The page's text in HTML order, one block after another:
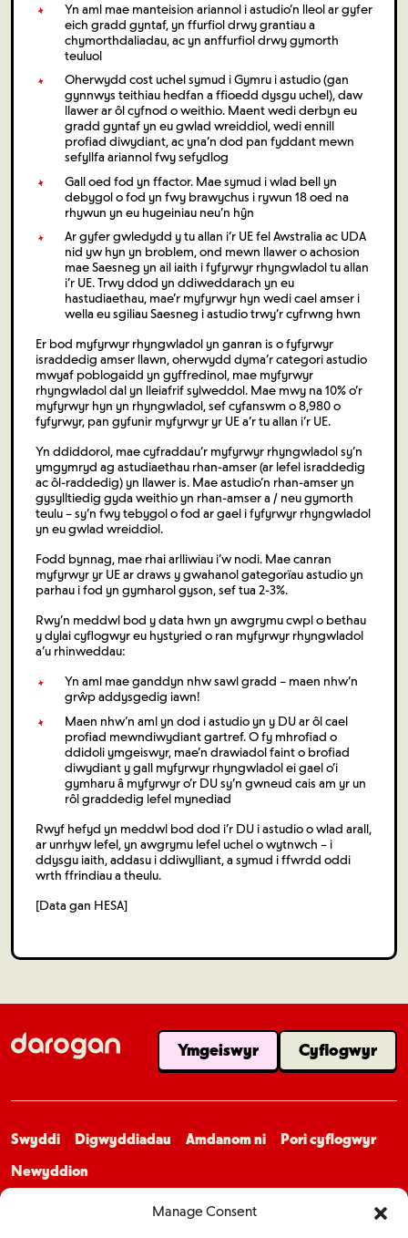
Manage Consent
Yn aml mae manteision ariannol i astudio’n lleol ar gyfer
eich gradd gyntaf, yn ffurfiol drwy grantiau a
chymorthdaliadau, ac yn anffurfiol drwy gymorth
teuluol
Oherwydd cost uchel symud i Gymru i astudio (gan
gynnwys teithiau hedfan a ffioedd dysgu uchel), daw
llawer ar ôl cyfnod o weithio. Maent wedi derbyn eu
gradd gyntaf yn eu gwlad wreiddiol, wedi ennill
profiad diwydiant, ac yna’n dod pan fyddant mewn
sefyllfa ariannol fwy sefydlog
Gall oed fod yn ffactor. Mae symud i wlad bell yn
debygol o fod yn fwy brawychus i rywun 18 oed na
rhywun yn eu hugeiniau neu’n hŷn
Ar gyfer gwledydd y tu allan i’r UE fel Awstralia ac UDA
nid yw hyn yn broblem, ond mewn llawer o achosion
mae Saesneg yn ail iaith i fyfyrwyr rhyngwladol tu allan
i’r UE. Trwy ddod yn ddiweddarach yn eu
hastudiaethau, mae’r myfyrwyr hyn wedi cael amser i
wella eu sgiliau Saesneg i astudio trwy’r cyfrwng hwn
Er bod myfyrwyr rhyngwladol yn ganran is o fyfyrwyr
israddedig amser llawn, oherwydd dyma’r categori astudio
mwyaf poblogaidd yn gyffredinol, mae myfyrwyr
rhyngwladol dal yn lleiafrif sylweddol. Mae mwy na 10% o’r
myfyrwyr hyn yn rhyngwladol, sef cyfanswm o 8,980 o
fyfyrwyr, pan gyfunir myfyrwyr yr UE a’r tu allan i’r UE.
Yn ddiddorol, mae cyfraddau’r myfyrwyr rhyngwladol sy’n
ymgymryd ag astudiaethau rhan-amser (ar lefel israddedig
ac ôl-raddedig) yn llawer is. Mae astudio’n rhan-amser yn
gysylltiedig gyda weithio yn rhan-amser a / neu gymorth
teulu – sy’n fwy tebygol o fod ar gael i fyfyrwyr rhyngwladol
yn eu gwlad wreiddiol.
Fodd bynnag, mae rhai arlliwiau i’w nodi. Mae canran
myfyrwyr yr UE ar draws y gwahanol gategorïau astudio yn
parhau i fod yn gymharol gyson, sef tua 2-3%.
Rwy’n meddwl bod y data hwn yn awgrymu cwpl o bethau
y dylai cyflogwyr eu hystyried o ran myfyrwyr rhyngwladol
a’u rhinweddau:
Yn aml mae ganddyn nhw sawl gradd – maen nhw’n
grŵp addysgedig iawn!
Maen nhw’n aml yn dod i astudio yn y DU ar ôl cael
profiad mewndiwydiant gartref. O fy mhrofiad o
ddidoli ymgeiswyr, mae’n drawiadol faint o brofiad
diwydiant y gall myfyrwyr rhyngwladol ei gael o’i
gymharu â myfyrwyr o’r DU sy’n gwneud cais am yr un
rôl graddedig lefel mynediad
Rwyf hefyd yn meddwl bod dod i’r DU i astudio o wlad arall,
ar unrhyw lefel, yn awgrymu lefel uchel o wytnwch – i
ddysgu iaith, addasu i ddiwylliant, a symud i ffwrdd oddi
wrth ffrindiau a theulu.
[Data gan HESA]
Ymgeiswyr Cyflogwyr
Swyddi Digwyddiadau Amdanom ni
Pori cyflogwyr
Newyddion